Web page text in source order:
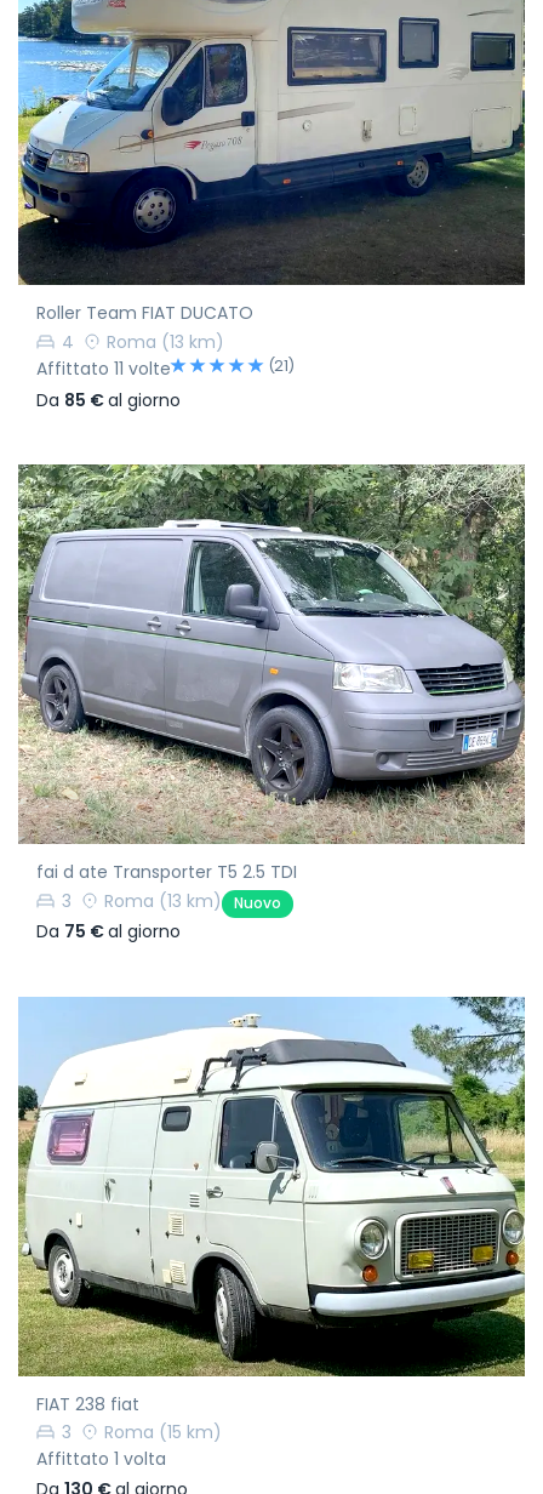
Roller Team FIAT DUCATO
4
Roma (13 km)
Affittato 11 volte
(21)
Da 85 €al giorno
fai d ate Transporter T5 2.5 TDI
3
Roma (13 km) Nuovo
Da 75 €al giorno
FIAT 238 fiat
3
Roma (15 km)
Affittato 1 volta